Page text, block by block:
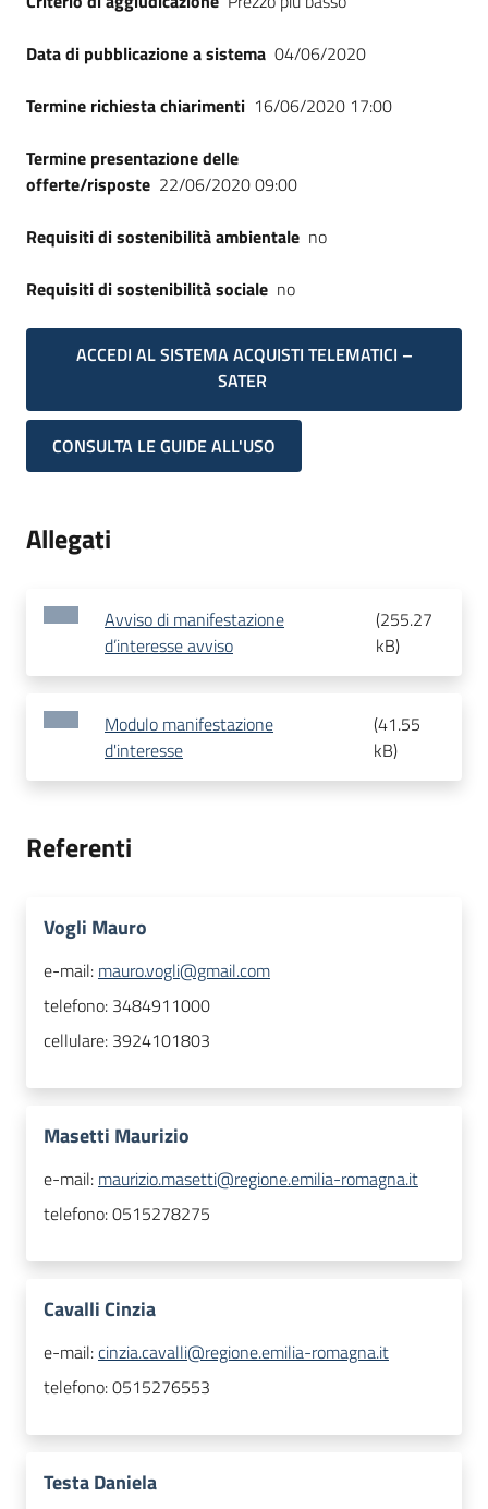
Data di pubblicazione a sistema 04/06/2020
Termine richiesta chiarimenti 16/06/2020 17:00
Termine presentazione delle
offerte/risposte 22/06/2020 09:00
Requisiti di sostenibilità ambientale no
Requisiti di sostenibilità sociale no
ACCEDI AL SISTEMA ACQUISTI TELEMATICI –
SATER
CONSULTA LE GUIDE ALL'USO
Allegati
Avviso di manifestazione
d’interesse avviso
(255.27
kB)
Modulo manifestazione
d'interesse
(41.55
kB)
Referenti
Vogli Mauro
e-mail: mauro.vogli@gmail.com
telefono: 3484911000
cellulare: 3924101803
Masetti Maurizio
e-mail: maurizio.masetti@regione.emilia-romagna.it
telefono:0515278275
Cavalli Cinzia
e-mail:cinzia.cavalli@regione.emilia-romagna.it
telefono:0515276553
Testa Daniela